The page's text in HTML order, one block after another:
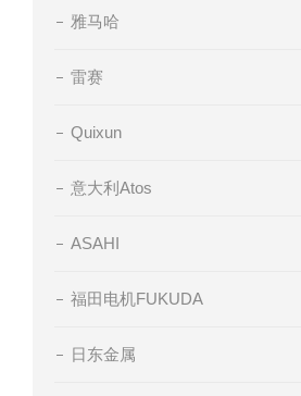
雅马哈
雷赛
Quixun
意大利Atos
ASAHI
福田电机FUKUDA
日东金属